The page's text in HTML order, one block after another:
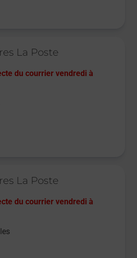
La Poste
du courrier vendredi à
La Poste
du courrier vendredi à